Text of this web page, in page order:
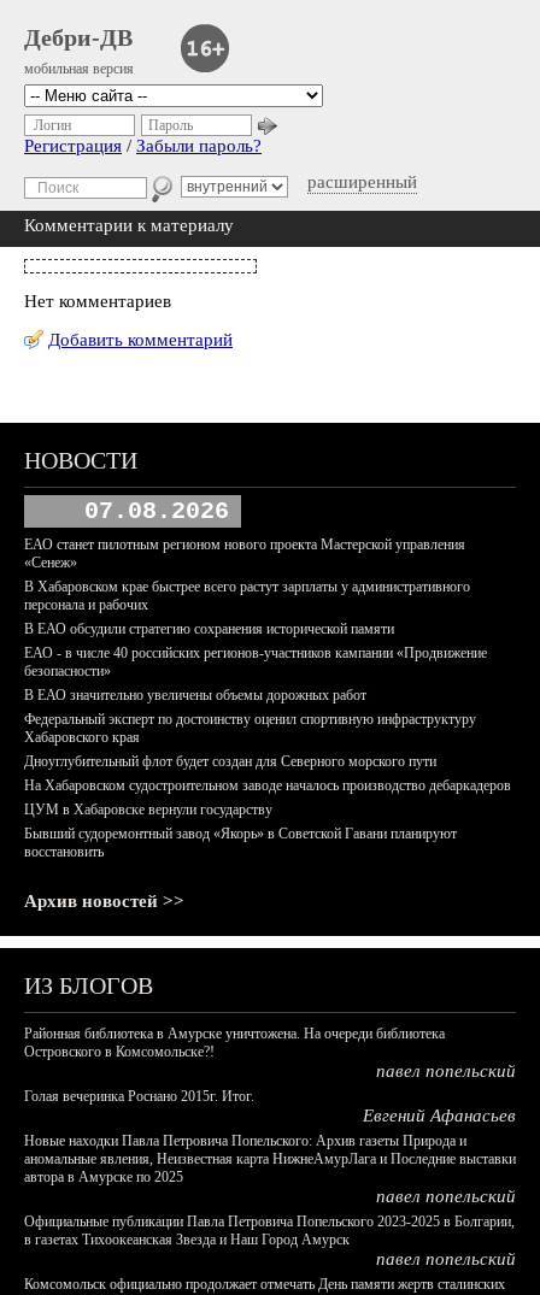
Дебри-ДВ
мобильная версия
расширенный
Логин Пароль
Регистрация / Забыли пароль?
Комментарии к материалу
Нет комментариев
Добавить комментарий
НОВОСТИ
07.08.2026
ЕАО станет пилотным регионом нового проекта Мастерской управления
«Сенеж»
В Хабаровском крае быстрее всего растут зарплаты у административного
персонала и рабочих
В ЕАО обсудили стратегию сохранения исторической памяти
ЕАО - в числе 40 российских регионов-участников кампании «Продвижение
безопасности»
В ЕАО значительно увеличены объемы дорожных работ
Федеральный эксперт по достоинству оценил спортивную инфраструктуру
Хабаровского края
Дноуглубительный флот будет создан для Северного морского пути
На Хабаровском судостроительном заводе началось производство дебаркадеров
ЦУМ в Хабаровске вернули государству
Бывший судоремонтный завод «Якорь» в Советской Гавани планируют
восстановить
Архив новостей >>
ИЗ БЛОГОВ
Районная библиотека в Амурске уничтожена. На очереди библиотека
Островского в Комсомольске?!
павел попельский
Голая вечеринка Роснано 2015г. Итог.
Евгений Афанасьев
Новые находки Павла Петровича Попельского: Архив газеты Природа и
аномальные явления, Неизвестная карта НижнеАмурЛага и Последние выставки
автора в Амурске по 2025
павел попельский
Официальные публикации Павла Петровича Попельского 2023-2025 в Болгарии,
в газетах Тихоокеанская Звезда и Наш Город Амурск
павел попельский
Комсомольск официально продолжает отмечать День памяти жертв сталинских